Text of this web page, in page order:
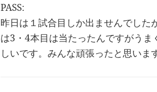
PASS:
昨日は１試合目しか出ませんでした
は3・4本目は当たったんですがう
しいです。みんな頑張ったと思いま